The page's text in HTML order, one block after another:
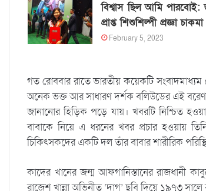
বিশ্বাস ছিল আমি পারবোই:
প্রাপ্ত শিশুশিল্পী প্রজ্ঞা চাকমা
February 5, 2023
গত রোববার রাতে ভারতীয় কয়েকটি
অনেক ভক্ত আর সাধারণ দর্শক বলিউডের এই বরেণ্য
জানানোর হিড়িক পড়ে যায়। খবরটি নিশ্চিত
বাবাকে নিয়ে এ ধরনের খবর প্রচার হওয়ায়
চিকিৎসকদের একটি দল তাঁর বাবার শারীরিক
কাদের খানের জন্ম আফগানিস্তানের রাজধানী
রাজেশ খান্না অভিনীত ‘দাগ’ ছবি দিয়ে ১৯৭৩